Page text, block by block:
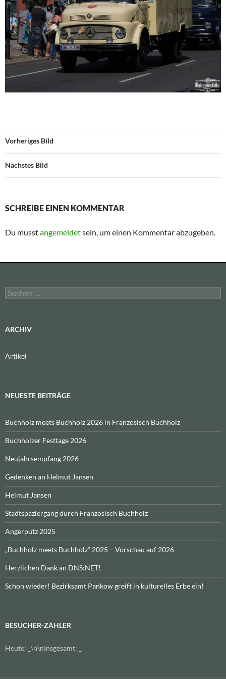
Vorheriges Bild
Nächstes Bild
SCHREIBE EINEN KOMMENTAR
Du musstangemeldetsein, um einen Kommentar abzugeben.
Suchen
nach:
ARCHIV
Artikel
NEUESTE BEITRÄGE
Buchholz meets Buchholz 2026 in Französisch Buchholz
Buchholzer Festtage 2026
Neujahrsempfang 2026
Gedenken an Helmut Jansen
Helmut Jansen
Stadtspaziergang durch Französisch Buchholz
Angerputz 2025
„Buchholz meets Buchholz“ 2025 – Vorschau auf 2026
Herzlichen Dank an DNS:NET!
Schon wieder! Bezirksamt Pankow greift in kulturelles Erbe ein!
BESUCHER-ZÄHLER
Heute: \n\nInsgesamt: